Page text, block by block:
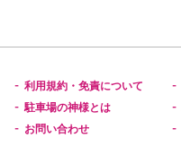
- 利用規約・免責について -
- 駐車場の神様とは -
- お問い合わせ -